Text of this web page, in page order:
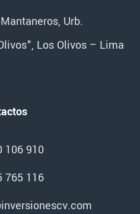
Urb.
Los Olivos – Lima
106 910
765 116